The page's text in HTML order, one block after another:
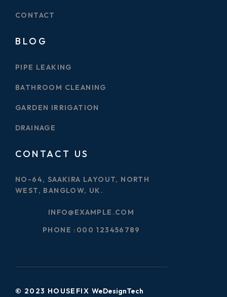
CONTACT
BLOG
PIPE LEAKING
BATHROOM CLEANING
GARDEN IRRIGATION
DRAINAGE
CONTACT US
NO-64, SAAKIRA LAYOUT, NORTH
WEST, BANGLOW, UK.
INFO@EXAMPLE.COM
PHONE : 000 123456789
© 2023 HOUSEFIX WeDesignTech